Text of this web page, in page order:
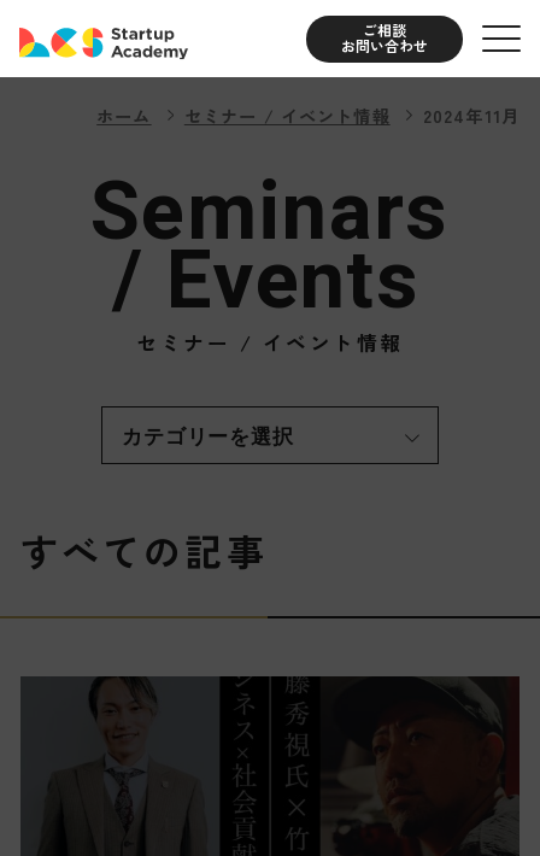
ご相談
お問い合わせ
ホーム セミナー / イベント情報 2024年11月
Seminars
/ Events
セミナー / イベント情報
すべて の記事